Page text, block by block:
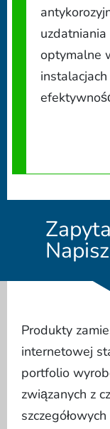
optymalne
Produkty
internetowej
portfolio
związanych z